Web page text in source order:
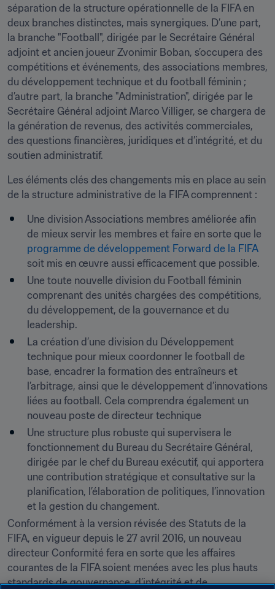
séparation de la structure opérationnelle de la FIFA en
deux branches distinctes, mais synergiques. D’une part,
la branche "Football", dirigée par le Secrétaire Général
adjoint et ancien joueur Zvonimir Boban, s’occupera des
compétitions et événements, des associations membres,
du développement technique et du football féminin ;
d’autre part, la branche "Administration", dirigée par le
Secrétaire Général adjoint Marco Villiger, se chargera de
la génération de revenus, des activités commerciales,
des questions financières, juridiques et d’intégrité, et du
soutien administratif.
Les éléments clés des changements mis en place au sein
de la structure administrative de la FIFA comprennent :
Une division Associations membres améliorée afin
programme de développement Forward de la FIFA
soit mis en œuvre aussi efficacement que possible.
Une toute nouvelle division du Football féminin
comprenant des unités chargées des compétitions,
du développement, de la gouvernance et du
leadership.
La création d’une division du Développement
technique pour mieux coordonner le football de
base, encadrer la formation des entraîneurs et
l’arbitrage, ainsi que le développement d’innovations
liées au football. Cela comprendra également un
nouveau poste de directeur technique
Une structure plus robuste qui supervisera le
fonctionnement du Bureau du Secrétaire Général,
dirigée par le chef du Bureau exécutif, qui apportera
une contribution stratégique et consultative sur la
planification, l’élaboration de politiques, l’innovation
et la gestion du changement.
Conformément à la version révisée des Statuts de la
FIFA, en vigueur depuis le 27 avril 2016, un nouveau
directeur Conformité fera en sorte que les affaires
courantes de la FIFA soient menées avec les plus hauts
standards de gouvernance, d’intégrité et de